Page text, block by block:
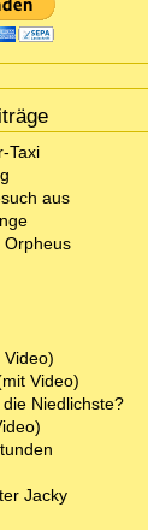
Taxi
aus
Orpheus
Video)
Video)
Niedlichste?
Jacky